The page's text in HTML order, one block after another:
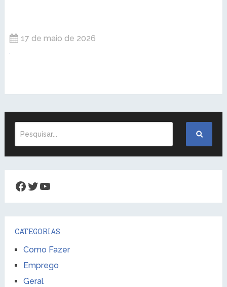
17 de maio de 2026
Facebook
Twitter
Youtube
CATEGORIAS
Como Fazer
Emprego
Geral